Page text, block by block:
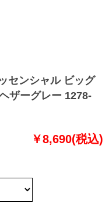
センシャル ビッグ
ザーグレー 1278-
￥8,690(税込)